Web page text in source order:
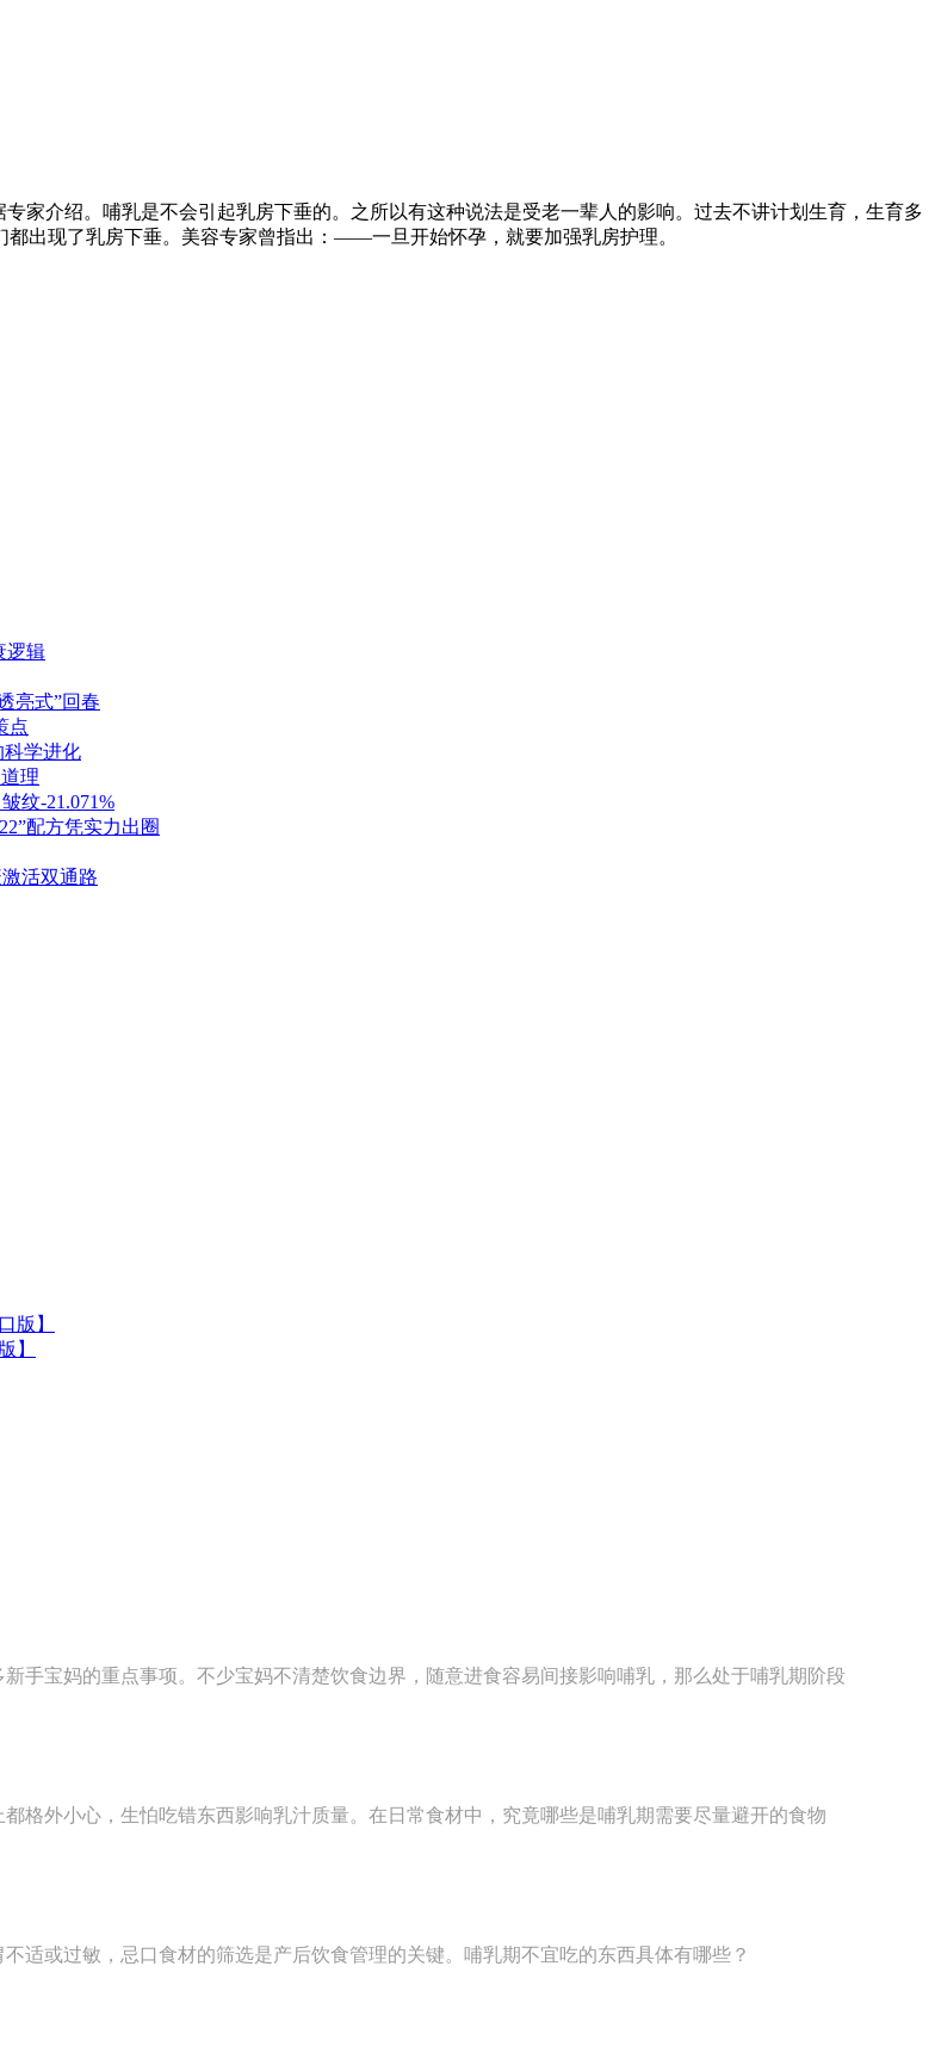
家介绍。哺乳是不会引起乳房下垂的。之所以有这种说法是受老一辈人的影响。过去不讲计划生育，生育多
出现了乳房下垂。美容专家曾指出：——一旦开始怀孕，就要加强乳房护理。
逻辑
亮式”回春
点
科学进化
理
纹-21.071%
配方凭实力出圈
活双通路
】
手宝妈的重点事项。不少宝妈不清楚饮食边界，随意进食容易间接影响哺乳，那么处于哺乳期阶段
格外小心，生怕吃错东西影响乳汁质量。在日常食材中，究竟哪些是哺乳期需要尽量避开的食物
适或过敏，忌口食材的筛选是产后饮食管理的关键。哺乳期不宜吃的东西具体有哪些？